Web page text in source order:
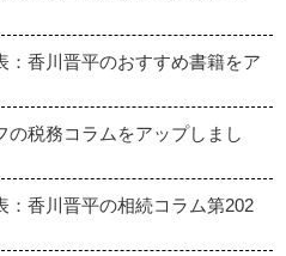
香川晋平のおすすめ書籍をア
税務コラムをアップしまし
香川晋平の相続コラム第202